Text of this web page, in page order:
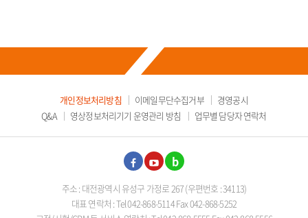
개인정보처리방침 이메일무단수집거부
경영공시
Q&A
영상정보처리기기 운영관리 방침 업무별 담당자 연락처
스북
브
그
주소 : 대전광역시 유성구 가정로 267 (우편번호 : 34113)
대표 연락처 : Tel 042-868-5114 Fax 042-868-5252